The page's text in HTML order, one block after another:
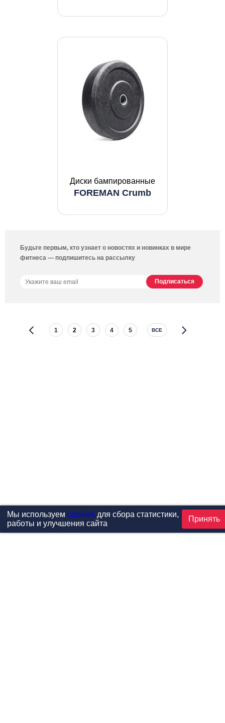
Диски бампированные
FOREMAN Crumb
Будьте первым, кто узнает о новостях и новинках в мире
фитнеса — подпишитесь на рассылку
1 2 3 4 5 ВСЕ
Мы используем cookiesдля сбора статистики,
работы и улучшения сайта
Принять